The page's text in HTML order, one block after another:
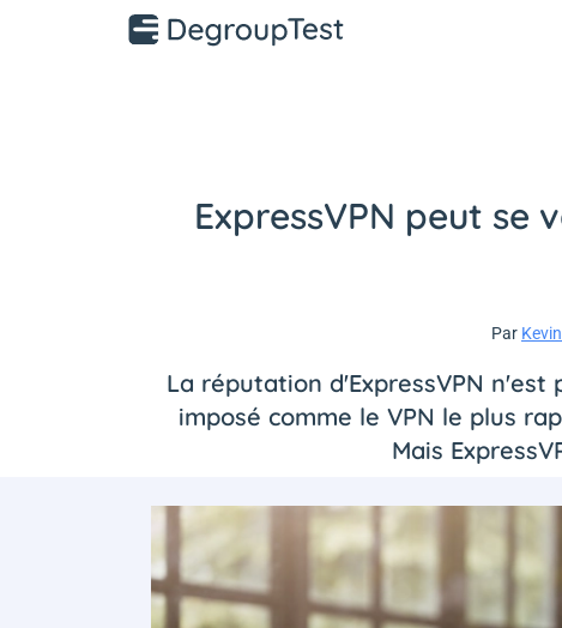
ExpressVPN peut
Par
La réputation d'ExpressVPN
imposé comme le VPN le plus
Mais